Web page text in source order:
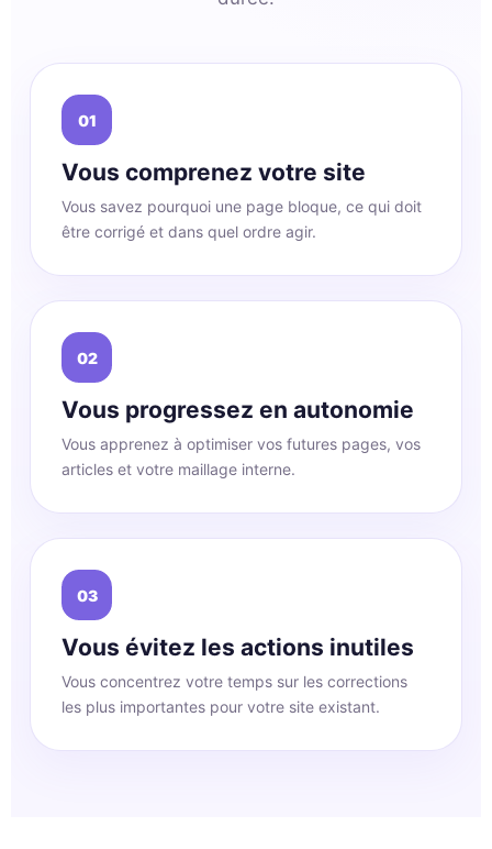
01
Vous comprenez votre site
Vous savez pourquoi une page bloque, ce qui doit
être corrigé et dans quel ordre agir.
02
Vous progressez en autonomie
Vous apprenez à optimiser vos futures pages, vos
articles et votre maillage interne.
03
Vous évitez les actions inutiles
Vous concentrez votre temps sur les corrections
les plus importantes pour votre site existant.